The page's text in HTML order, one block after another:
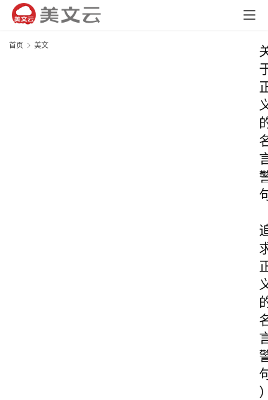
首页 美文